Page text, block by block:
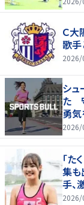
Ｃ大
歌手
2026/
シュ
た
勇気
2026/
「た
集も
手、
レイ
2026/